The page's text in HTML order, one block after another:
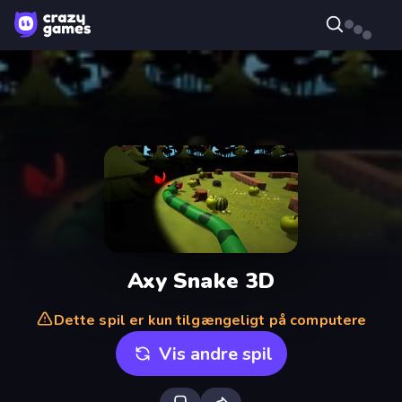
Axy Snake 3D
Dette spil er kun tilgængeligt på computere
Vis andre spil